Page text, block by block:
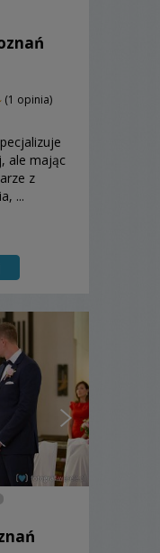
(1 opinia)
ale mając
z
...